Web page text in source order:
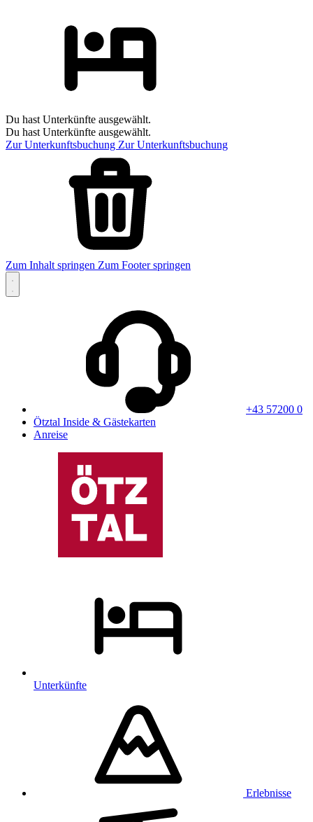
Du hast Unterkünfte ausgewählt.
Du hast Unterkünfte ausgewählt.
Zur Unterkunftsbuchung Zur Unterkunftsbuchung
Zum Inhalt springen Zum Footer springen
+43 57200 0
Ötztal Inside & Gästekarten
Anreise
Unterkünfte
Erlebnisse